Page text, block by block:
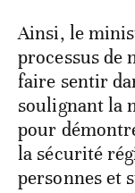
Ainsi, le
processus de
faire sentir
soulignant la
pour
la sécurité
personnes et